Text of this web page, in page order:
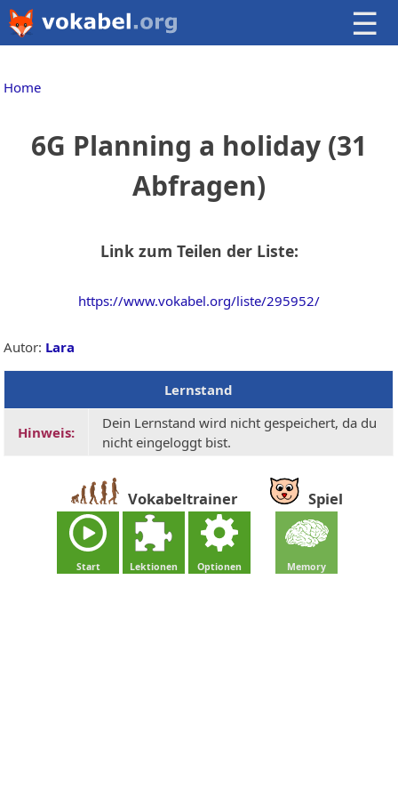
☰
Home
6G Planning a holiday (31
Abfragen)
Link zum Teilen der Liste:
https://www.vokabel.org/liste/295952/
Autor: Lara
Lernstand
Hinweis:
Dein Lernstand wird nicht gespeichert, da du
nicht eingeloggt bist.
Vokabeltrainer
Start Lektionen Optionen
Spiel
Memory